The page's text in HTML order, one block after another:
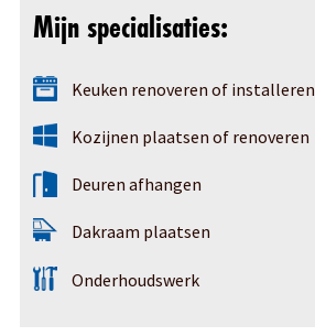
Mijn specialisaties:
Keuken renoveren of installeren
Kozijnen plaatsen of renoveren
Deuren afhangen
Dakraam plaatsen
Onderhoudswerk